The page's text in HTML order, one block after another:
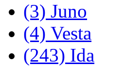
(3) Juno
(4) Vesta
(243) Ida